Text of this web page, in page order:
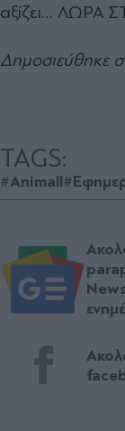
αξίζει… ΛΩΡΑ
Δημοσιεύθηκε
TAGS:
#Animall